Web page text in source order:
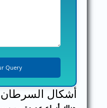
أشكال السرطان